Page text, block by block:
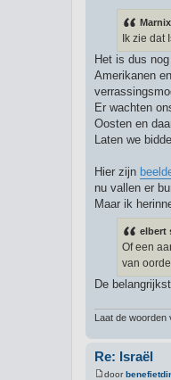
t
Ik zie
Het is dus
Amerikanen
Er wachten
Oosten en
Laten we
Hier zijn
nu vallen er
Maar ik
elbert
Of een
van
De
Laat de woorden
Re: Israël
door